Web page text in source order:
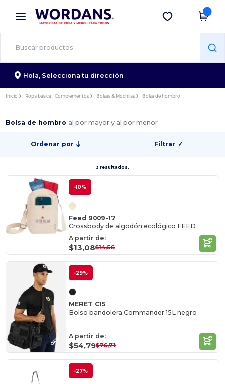
× App de Wordans
¡Mejores precios en app!
Descargar app
Hola, Selecciona tu dirección
Inicio Ropa básica | Complementos Bolsas & Mochilas Bolsa de hombro
Bolsa de hombro al por mayor y al por menor
Ordenar por Filtrar ✓
3 resultados.
-10%
Feed 9009-17
Crossbody de algodón ecológico FEED
A partir de:
$13,08$14,56
-29%
MERET C15
Bolso bandolera Commander 15L negro
A partir de:
$54,79$76,71
-27%